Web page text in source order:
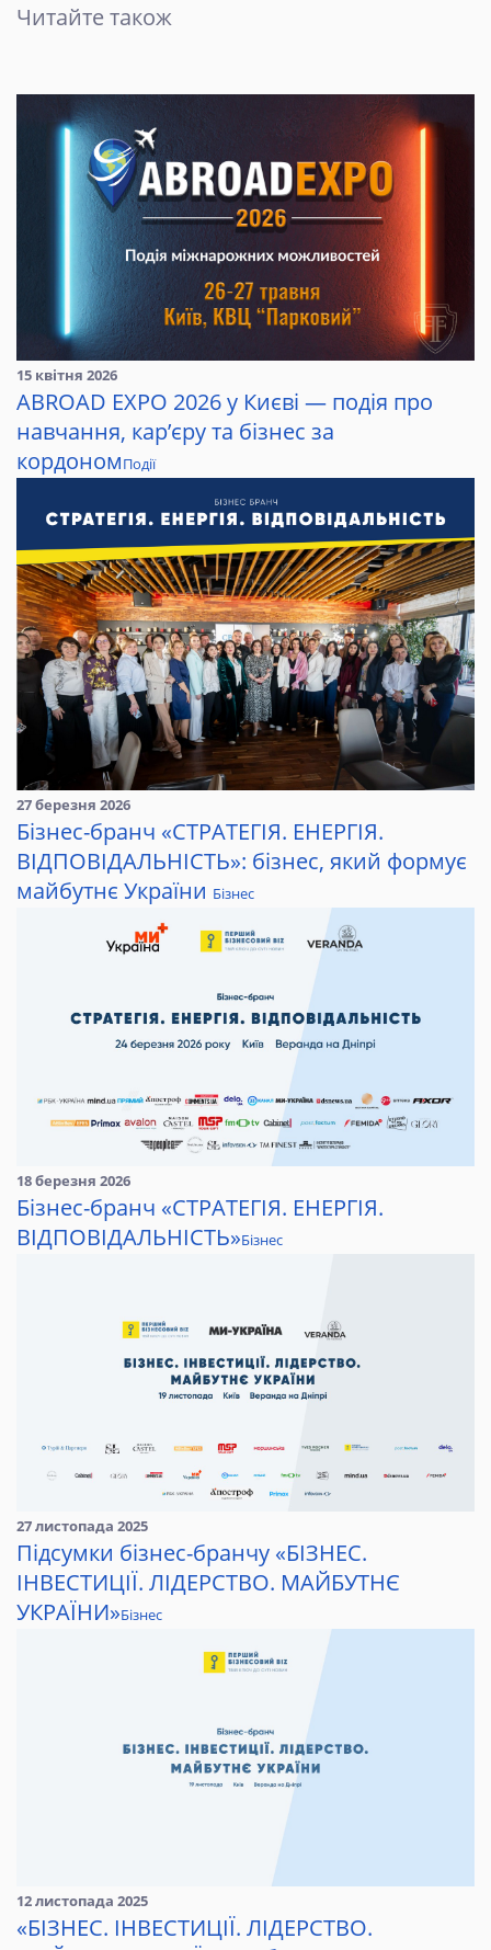
Читайте також
15 квітня 2026
ABROAD EXPO 2026 у Києві — подія про
навчання, кар’єру та бізнес за
кордономПодії
27 березня 2026
Бізнес-бранч «СТРАТЕГІЯ. ЕНЕРГІЯ.
ВІДПОВІДАЛЬНІСТЬ»: бізнес, який формує
майбутнє України Бізнес
18 березня 2026
Бізнес-бранч «СТРАТЕГІЯ. ЕНЕРГІЯ.
ВІДПОВІДАЛЬНІСТЬ»Бізнес
27 листопада 2025
Підсумки бізнес-бранчу «БІЗНЕС.
ІНВЕСТИЦІЇ. ЛІДЕРСТВО. МАЙБУТНЄ
УКРАЇНИ»Бізнес
12 листопада 2025
«БІЗНЕС. ІНВЕСТИЦІЇ. ЛІДЕРСТВО.